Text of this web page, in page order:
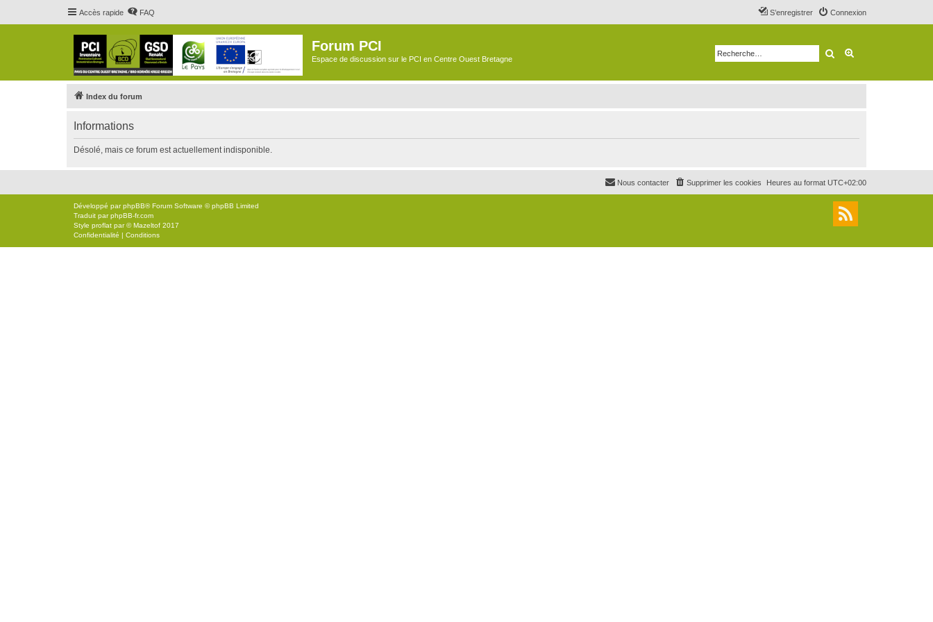
Accès rapide FAQ Connexion
S’enregistrer
Forum PCI
Espace de discussion sur le PCI en Centre Ouest Bretagne Rechercher
Index du forum
Informations
Désolé, mais ce forum est actuellement indisponible.
Heures au format UTC+02:00
Supprimer les cookies
Nous contacter
Développé parphpBB® Forum Software © phpBB Limited
Traduit parphpBB-fr.com
Style proflat par ©Mazeltof 2017
Confidentialité | Conditions